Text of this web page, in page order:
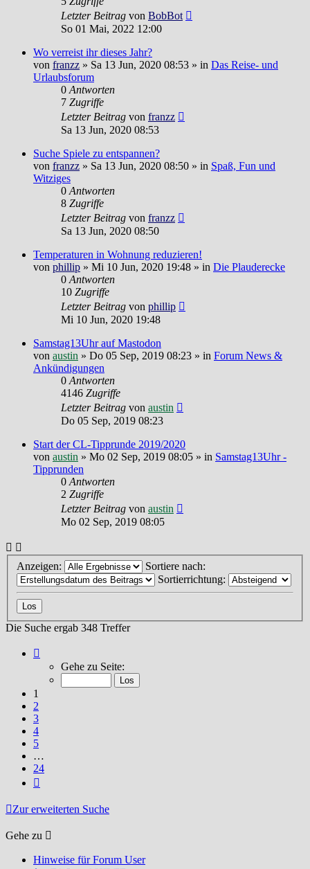
Letzter Beitrag von BobBot
So 01 Mai, 2022 12:00
Wo verreist ihr dieses Jahr?
von franzz » Sa 13 Jun, 2020 08:53 » in Das Reise- und
Urlaubsforum
0Antworten
7 Zugriffe
Letzter Beitrag von franzz
Sa 13 Jun, 2020 08:53
Suche Spiele zu entspannen?
von franzz » Sa 13 Jun, 2020 08:50 » in Spaß, Fun und
Witziges
0Antworten
8 Zugriffe
Letzter Beitrag von franzz
Sa 13 Jun, 2020 08:50
Temperaturen in Wohnung reduzieren!
von phillip » Mi 10 Jun, 2020 19:48 » in Die Plauderecke
0Antworten
10 Zugriffe
Letzter Beitrag von phillip
Mi 10 Jun, 2020 19:48
Samstag13Uhr auf Mastodon
von austin » Do 05 Sep, 2019 08:23 » in Forum News &
Ankündigungen
0Antworten
4146 Zugriffe
Letzter Beitrag von austin
Do 05 Sep, 2019 08:23
Start der CL-Tipprunde 2019/2020
von austin » Mo 02 Sep, 2019 08:05 » in Samstag13Uhr -
Tipprunden
0Antworten
2 Zugriffe
Letzter Beitrag von austin
Mo 02 Sep, 2019 08:05
Anzeigen:
Sortiere nach:
Sortierrichtung:
Die Suche ergab 348 Treffer
von
Gehe zu Seite:
1
2
3
4
5
…
24
Zur erweiterten Suche
Gehe zu
Hinweise für Forum User